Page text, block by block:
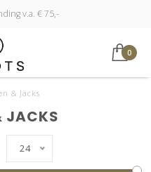
v.a. € 75,-
0
& Jacks
JACKS
24